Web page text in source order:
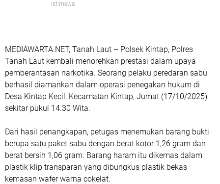
Istimewa
MEDIAWARTA.NET, Tanah Laut – Polsek Kintap, Polres
Tanah Laut kembali menorehkan prestasi dalam upaya
pemberantasan narkotika. Seorang pelaku peredaran sabu
berhasil diamankan dalam operasi penegakan hukum di
Desa Kintap Kecil, Kecamatan Kintap, Jumat (17/10/2025)
sekitar pukul 14.30 Wita.
Dari hasil penangkapan, petugas menemukan barang bukti
berupa satu paket sabu dengan berat kotor 1,26 gram dan
berat bersih 1,06 gram. Barang haram itu dikemas dalam
plastik klip transparan yang dibungkus plastik bekas
kemasan wafer warna cokelat.